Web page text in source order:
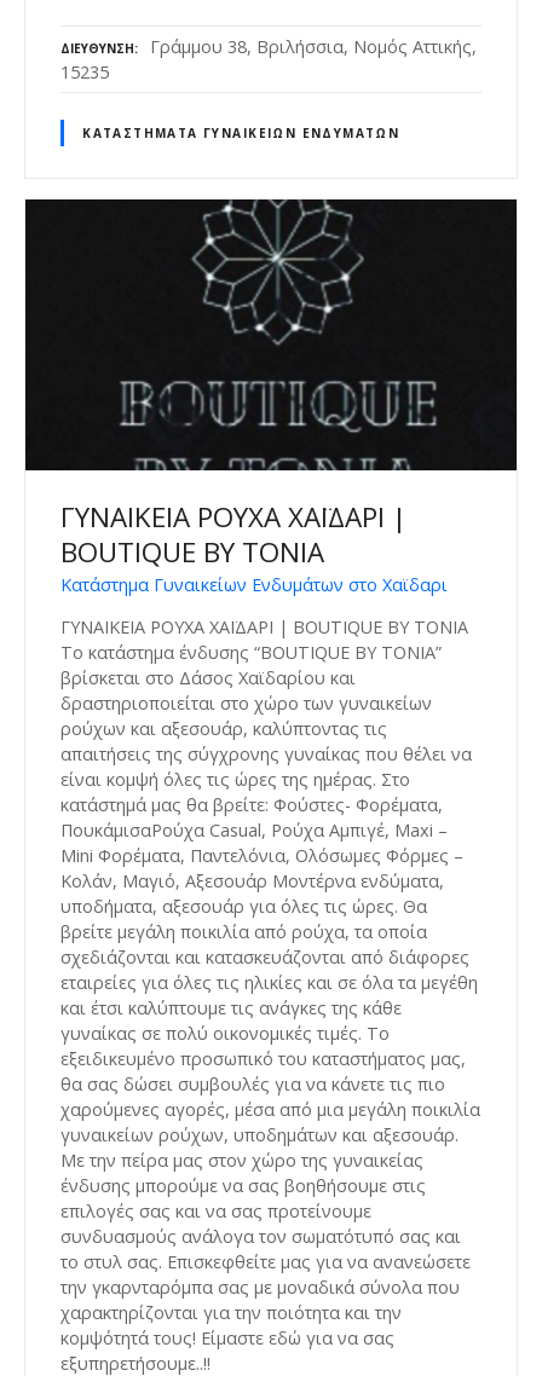
ΔΙΕΎΘΥΝΣΗ
Γράμμου 38, Βριλήσσια, Νομός Αττικής,
15235
ΚΑΤΑΣΤΉΜΑΤΑ ΓΥΝΑΙΚΕΊΩΝ ΕΝΔΥΜΆΤΩΝ
ΓΥΝΑΙΚΕΙΑ ΡΟΥΧΑ ΧΑΪΔΑΡΙ |
BOUTIQUE BY TONIA
Κατάστημα Γυναικείων Ενδυμάτων στο Χαϊδαρι
ΓΥΝΑΙΚΕΙΑ ΡΟΥΧΑ ΧΑΪΔΑΡΙ | BOUTIQUE BY TONIA
Το κατάστημα ένδυσης “BOUTIQUE BY TONIA”
βρίσκεται στο Δάσος Χαϊδαρίου και
δραστηριοποιείται στο χώρο των γυναικείων
ρούχων και αξεσουάρ, καλύπτοντας τις
απαιτήσεις της σύγχρονης γυναίκας που θέλει να
είναι κομψή όλες τις ώρες της ημέρας. Στο
κατάστημά μας θα βρείτε: Φούστες- Φορέματα,
ΠουκάμισαΡούχα Casual, Ρούχα Αμπιγέ, Maxi –
Mini Φορέματα, Παντελόνια, Ολόσωμες Φόρμες –
Κολάν, Μαγιό, Αξεσουάρ Μοντέρνα ενδύματα,
υποδήματα, αξεσουάρ για όλες τις ώρες. Θα
βρείτε μεγάλη ποικιλία από ρούχα, τα οποία
σχεδιάζονται και κατασκευάζονται από διάφορες
εταιρείες για όλες τις ηλικίες και σε όλα τα μεγέθη
και έτσι καλύπτουμε τις ανάγκες της κάθε
γυναίκας σε πολύ οικονομικές τιμές. Το
εξειδικευμένο προσωπικό του καταστήματος μας,
θα σας δώσει συμβουλές για να κάνετε τις πιο
χαρούμενες αγορές, μέσα από μια μεγάλη ποικιλία
γυναικείων ρούχων, υποδημάτων και αξεσουάρ.
Με την πείρα μας στον χώρο της γυναικείας
ένδυσης μπορούμε να σας βοηθήσουμε στις
επιλογές σας και να σας προτείνουμε
συνδυασμούς ανάλογα τον σωματότυπό σας και
το στυλ σας. Επισκεφθείτε μας για να ανανεώσετε
την γκαρνταρόμπα σας με μοναδικά σύνολα που
χαρακτηρίζονται για την ποιότητα και την
κομψότητά τους! Είμαστε εδώ για να σας
εξυπηρετήσουμε..!!